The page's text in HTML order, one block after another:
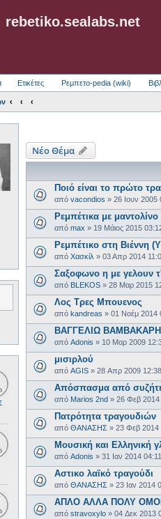
rebetiko.sealabs.net
Ετικέτες Ρεμπετο-pedia (wiki)
Νέο Θέμα
Ποιό είναι το πρώτο
από vacondios » 26 Ιουν 2005
Ρεμπέτικα με μαντολίνο
από max » 19 Μάιος 2015
Ρεμπέτικο στη Βιέννη
από Χασκίλ » 03 Απρ 2014
Σαξοφωνο η με γελουν
από BLEKOS » 28 Μαρ 2015
Λος Τρες Μπουενος
από kandreas » 01 Νοέμ 2014
ΒΑΓΓΕΛΙΩ
από Adonis » 10 Μαρ 2009
μισιρλού
από AGIS » 28 Απρ 2009
Απόσπασμα από
από Marios 2nd » 26 Φεβ 2014
Πατρότητα τραγουδιών
από ΘΑΝΑΣΗΣ » 23 Φεβ 2014
Μουσική και Ελληνική
από Adonis » 31 Ιαν 2014
Αστικο λαϊκό τραγούδι
από ΘΑΝΑΣΗΣ » 23 Ιαν 2014
ΑΠΛΟ ΑΛΛΑ ΠΟΛΥ
από stravoxylo » 04 Δεκ 2013